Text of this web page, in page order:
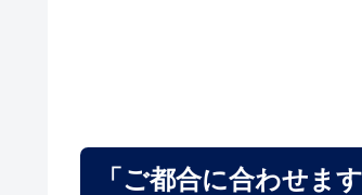
「ご都合に合わせま